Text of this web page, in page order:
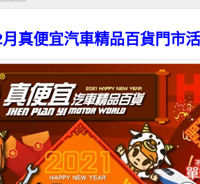
真便宜汽車精品百貨門市